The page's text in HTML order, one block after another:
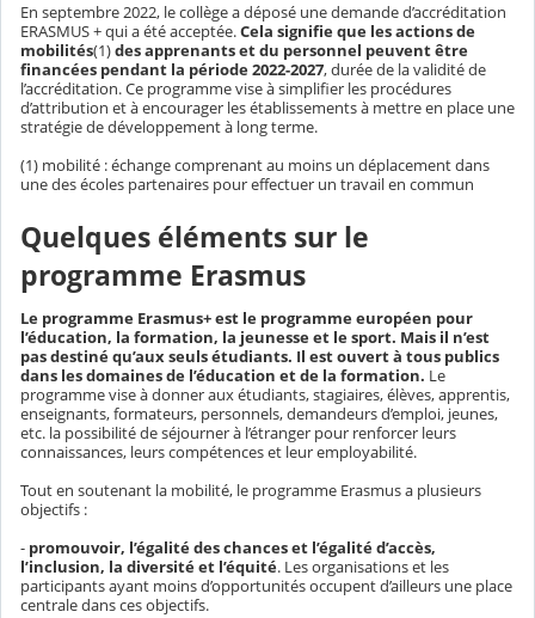
En septembre 2022, le collège a déposé une demande d’accréditation
ERASMUS + qui a été acceptée.Cela signifie que les actions de
mobilités(1)des apprenants et du personnel peuvent être
financées pendant la période 2022-2027, durée de la validité de
l’accréditation. Ce programme vise à simplifier les procédures
d’attribution et à encourager les établissements à mettre en place une
stratégie de développement à long terme.
(1) mobilité : échange comprenant au moins un déplacement dans
une des écoles partenaires pour effectuer un travail en commun
Quelques éléments sur le
programme Erasmus
Le programme Erasmus+ est le programme européen pour
l’éducation, la formation, la jeunesse et le sport. Mais il n’est
pas destiné qu’aux seuls étudiants. Il est ouvert à tous publics
dans les domaines de l’éducation et de la formation. Le
programme vise à donner aux étudiants, stagiaires, élèves, apprentis,
enseignants, formateurs, personnels, demandeurs d’emploi, jeunes,
etc. la possibilité de séjourner à l’étranger pour renforcer leurs
connaissances, leurs compétences et leur employabilité.
Tout en soutenant la mobilité, le programme Erasmus a plusieurs
objectifs :
- promouvoir, l’égalité des chances et l’égalité d’accès,
l’inclusion, la diversité et l’équité. Les organisations et les
participants ayant moins d’opportunités occupent d’ailleurs une place
centrale dans ces objectifs.